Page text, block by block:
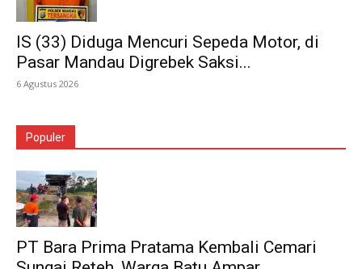
IS (33) Diduga Mencuri Sepeda Motor, di
Pasar Mandau Digrebek Saksi...
6 Agustus 2026
Populer
PT Bara Prima Pratama Kembali Cemari